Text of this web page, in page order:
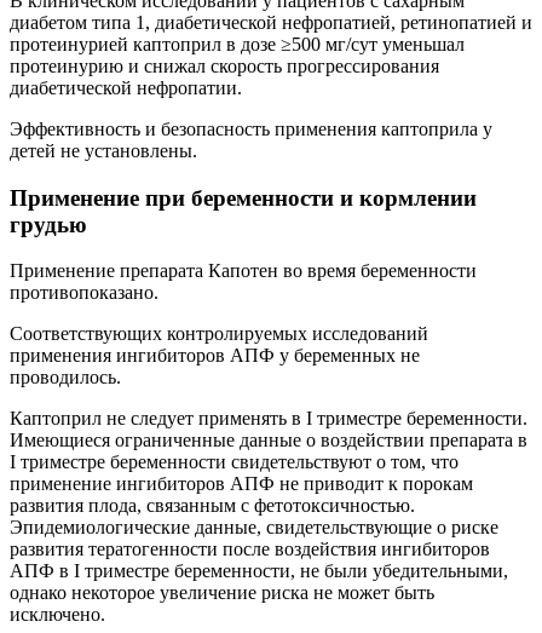
диабетом типа 1, диабетической нефропатией, ретинопатией и
протеинурией каптоприл в дозе ≥500 мг/сут уменьшал
протеинурию и снижал скорость прогрессирования
диабетической нефропатии.
Эффективность и безопасность применения каптоприла у
детей не установлены.
Применение при беременности и кормлении
грудью
Применение препарата Капотен во время беременности
противопоказано.
Соответствующих контролируемых исследований
применения ингибиторов АПФ у беременных не
проводилось.
Каптоприл не следует применять в I триместре беременности.
Имеющиеся ограниченные данные о воздействии препарата в
I триместре беременности свидетельствуют о том, что
применение ингибиторов АПФ не приводит к порокам
развития плода, связанным с фетотоксичностью.
Эпидемиологические данные, свидетельствующие о риске
развития тератогенности после воздействия ингибиторов
АПФ в I триместре беременности, не были убедительными,
однако некоторое увеличение риска не может быть
исключено.